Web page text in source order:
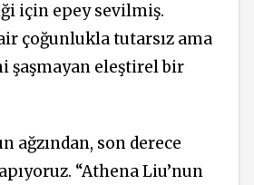
için epey sevilmiş.
çoğunlukla tutarsız ama
şaşmayan eleştirel bir
ağzından, son derece
“Athena Liu’nun